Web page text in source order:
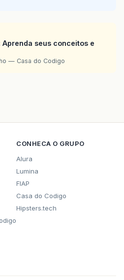
seus conceitos e
— Casa do Codigo
CONHECA O GRUPO
Alura
Lumina
FIAP
Casa do Codigo
Hipsters.tech